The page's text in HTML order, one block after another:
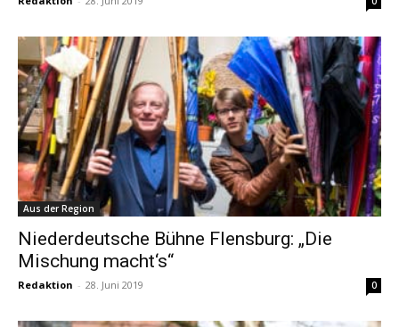
Aus der Region
Niederdeutsche Bühne Flensburg: „Die
Mischung macht‘s“
Redaktion - 28. Juni 2019 0